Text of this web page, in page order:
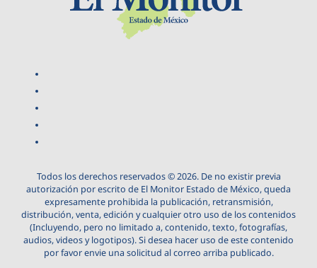
Todos los derechos reservados © 2026. De no existir previa
autorización por escrito de El Monitor Estado de México, queda
expresamente prohibida la publicación, retransmisión,
distribución, venta, edición y cualquier otro uso de los contenidos
(Incluyendo, pero no limitado a, contenido, texto, fotografías,
audios, videos y logotipos). Si desea hacer uso de este contenido
por favor envie una solicitud al correo arriba publicado.